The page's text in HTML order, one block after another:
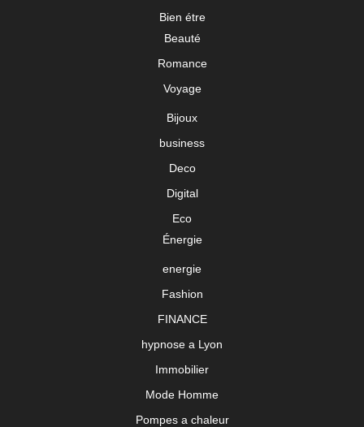
Bien étre
Beauté
Romance
Voyage
Bijoux
business
Deco
Digital
Eco
Énergie
energie
Fashion
FINANCE
hypnose a Lyon
Immobilier
Mode Homme
Pompes a chaleur